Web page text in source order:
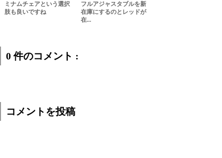
ミナムチェアという選択
肢も良いですね
フルアジャスタブルを新
在庫にするのとレッドが
在...
0 件のコメント :
コメントを投稿